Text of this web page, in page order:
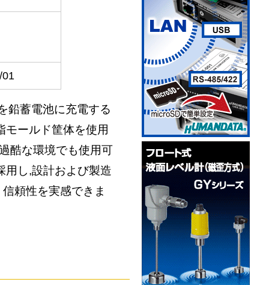
01
鉛蓄電池に充電する
モールド筐体を使用
酷な環境でも使用可
用し,設計および製造
頼性を実感できま